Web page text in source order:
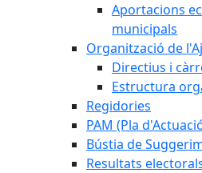
Aportacions
municipals
Organització de
Directius i
Estructura
Regidories
PAM (Pla
Bústia de
Resultats